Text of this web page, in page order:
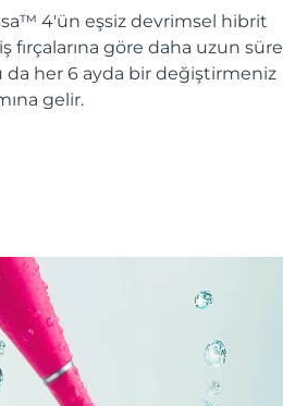
4'ün eşsiz devrimsel hibrit
fırçalarına göre daha uzun süre
da her 6 ayda bir değiştirmeniz
gelir.
pore care essentials
hair
Whitening Gel
Erkekler